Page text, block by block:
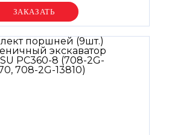
Уточняйте цену